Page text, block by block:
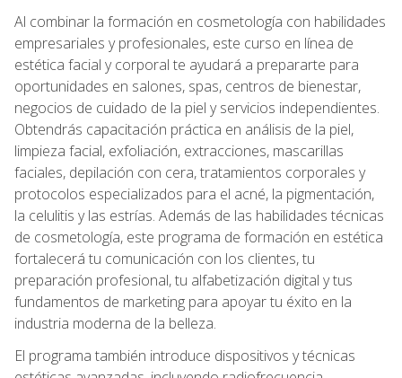
Al combinar la formación en cosmetología con habilidades
empresariales y profesionales, este curso en línea de
estética facial y corporal te ayudará a prepararte para
oportunidades en salones, spas, centros de bienestar,
negocios de cuidado de la piel y servicios independientes.
Obtendrás capacitación práctica en análisis de la piel,
limpieza facial, exfoliación, extracciones, mascarillas
faciales, depilación con cera, tratamientos corporales y
protocolos especializados para el acné, la pigmentación,
la celulitis y las estrías. Además de las habilidades técnicas
de cosmetología, este programa de formación en estética
fortalecerá tu comunicación con los clientes, tu
preparación profesional, tu alfabetización digital y tus
fundamentos de marketing para apoyar tu éxito en la
industria moderna de la belleza.
El programa también introduce dispositivos y técnicas